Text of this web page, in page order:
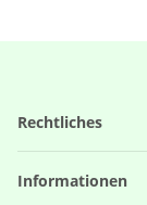
Rechtliches
Informationen